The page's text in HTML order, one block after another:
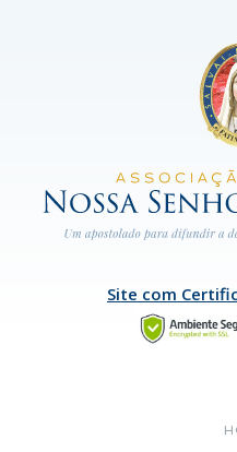
Site com